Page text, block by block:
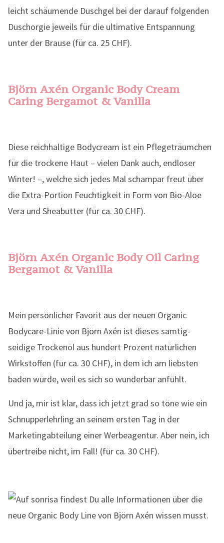
leicht schäumende Duschgel bei der darauf folgenden
Duschorgie jeweils für die ultimative Entspannung
unter der Brause (für ca. 25 CHF).
Björn Axén Organic Body Cream
Caring Bergamot & Vanilla
Diese reichhaltige Bodycream ist ein Pflegeträumchen
für die trockene Haut – vielen Dank auch, endloser
Winter! –, welche sich jedes Mal schampar freut über
die Extra-Portion Feuchtigkeit in Form von Bio-Aloe
Vera und Sheabutter (für ca. 30 CHF).
Björn Axén Organic Body Oil Caring
Bergamot & Vanilla
Mein persönlicher Favorit aus der neuen Organic
Bodycare-Linie von Björn Axén ist dieses samtig-
seidige Trockenöl aus hundert Prozent natürlichen
Wirkstoffen (für ca. 30 CHF), in dem ich am liebsten
baden würde, weil es sich so wunderbar anfühlt.
Und ja, mir ist klar, dass ich jetzt grad so töne wie ein
Schnupperlehrling an seinem ersten Tag in der
Marketingabteilung einer Werbeagentur. Aber nein, ich
übertreibe nicht, im Fall! (für ca. 30 CHF).